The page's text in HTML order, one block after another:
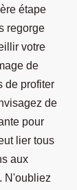
étape
regorge
votre
de
de profiter
de
pour
lier tous
aux
N'oubliez